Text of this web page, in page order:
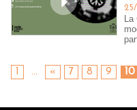
La
1 ... « 7 8 9 10